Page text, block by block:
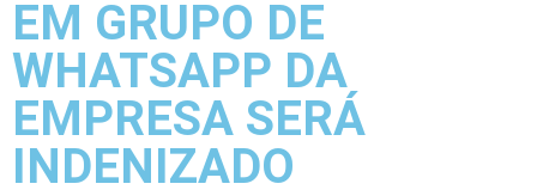
EM GRUPO DE
WHATSAPP DA
EMPRESA SERÁ
INDENIZADO